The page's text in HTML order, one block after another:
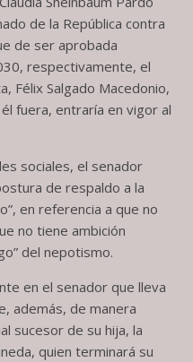
de la República contra
de ser aprobada
respectivamente, el
Félix Salgado Macedonio,
fuera, entraría en vigor al
sociales, el senador
de respaldo a la
en referencia a que no
no tiene ambición
del nepotismo.
en el senador que lleva
además, de manera
sucesor de su hija, la
quien terminará su